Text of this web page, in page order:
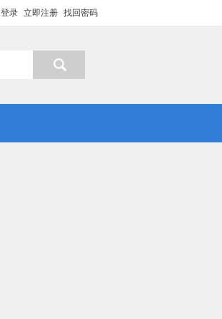
登录 立即注册 找回密码